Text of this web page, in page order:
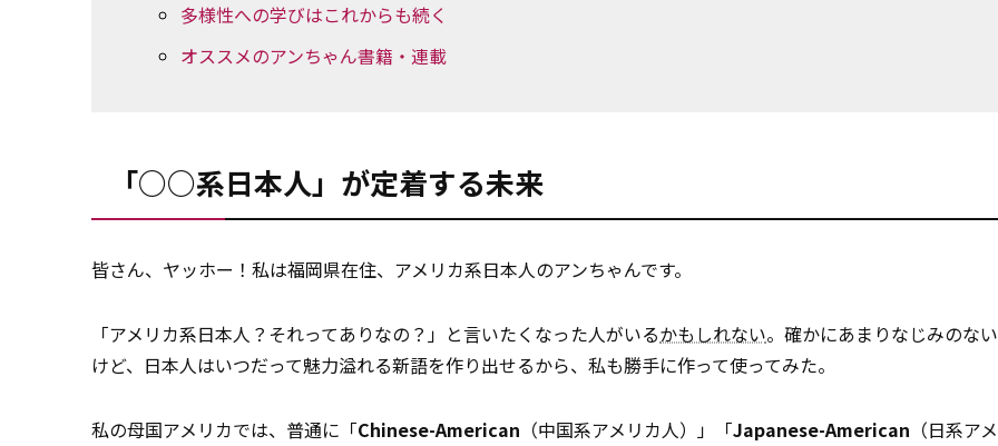
多様性への学びはこれからも続く
オススメのアンちゃん書籍・連載
「○○系日本人」が定着する未来
皆さん、ヤッホー！私は福岡県在住、アメリカ系日本人のアンちゃんです。
「アメリカ系日本人？それってありなの？」と言いたくなった人がいるかもしれない。確かにあまりなじみのな
けど、日本人はいつだって魅力溢れる新語を作り出せるから、私も勝手に作って使ってみた。
私の母国アメリカでは、普通に「Chinese-American （中国系アメリカ人）」「Japanese-American （日系ア